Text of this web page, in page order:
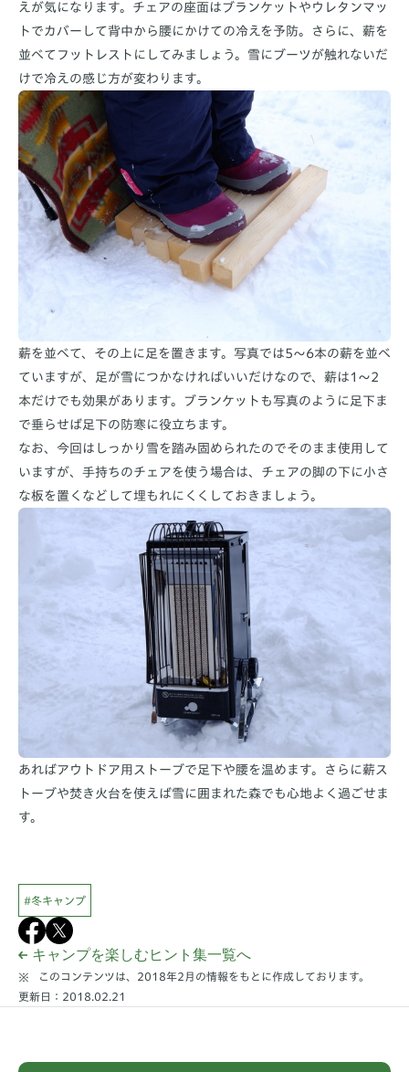
えが気になります。チェアの座面はブランケットやウレタンマッ
トでカバーして背中から腰にかけての冷えを予防。さらに、薪を
並べてフットレストにしてみましょう。雪にブーツが触れないだ
けで冷えの感じ方が変わります。
薪を並べて、その上に足を置きます。写真では5〜6本の薪を並べ
ていますが、足が雪につかなければいいだけなので、薪は1〜2
本だけでも効果があります。ブランケットも写真のように足下ま
で垂らせば足下の防寒に役立ちます。
なお、今回はしっかり雪を踏み固められたのでそのまま使用して
いますが、手持ちのチェアを使う場合は、チェアの脚の下に小さ
な板を置くなどして埋もれにくくしておきましょう。
あればアウトドア用ストーブで足下や腰を温めます。さらに薪ス
トーブや焚き火台を使えば雪に囲まれた森でも心地よく過ごせま
す。
#冬キャンプ
キャンプを楽しむヒント集一覧へ
このコンテンツは、2018年2月の情報をもとに作成しております。
更新日：2018.02.21